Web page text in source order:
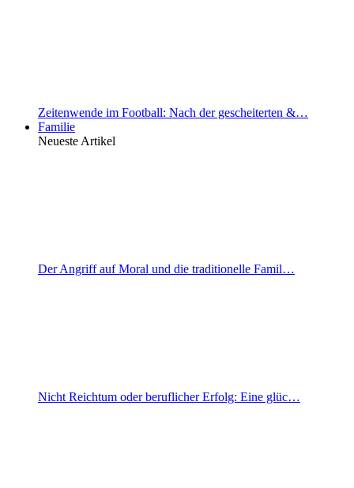
Zeitenwende im Football: Nach der gescheiterten &…
Familie
Neueste Artikel
Der Angriff auf Moral und die traditionelle Famil…
Nicht Reichtum oder beruflicher Erfolg: Eine glüc…